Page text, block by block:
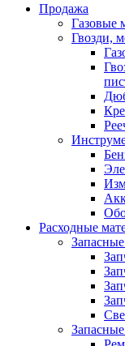
Продажа
Газовые
Гвозди,
Расходные